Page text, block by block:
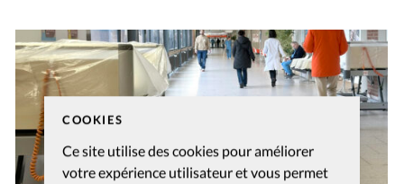
COOKIES
Ce site utilise des cookies pour améliorer
votre expérience utilisateur et vous permet